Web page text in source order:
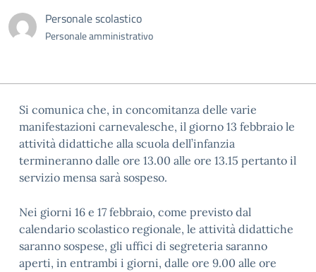
Personale scolastico
Personale amministrativo
Si comunica che, in concomitanza delle varie
manifestazioni carnevalesche, il giorno 13 febbraio le
attività didattiche alla scuola dell’infanzia
termineranno dalle ore 13.00 alle ore 13.15 pertanto il
servizio mensa sarà sospeso.
Nei giorni 16 e 17 febbraio, come previsto dal
calendario scolastico regionale, le attività didattiche
saranno sospese, gli uffici di segreteria saranno
aperti, in entrambi i giorni, dalle ore 9.00 alle ore